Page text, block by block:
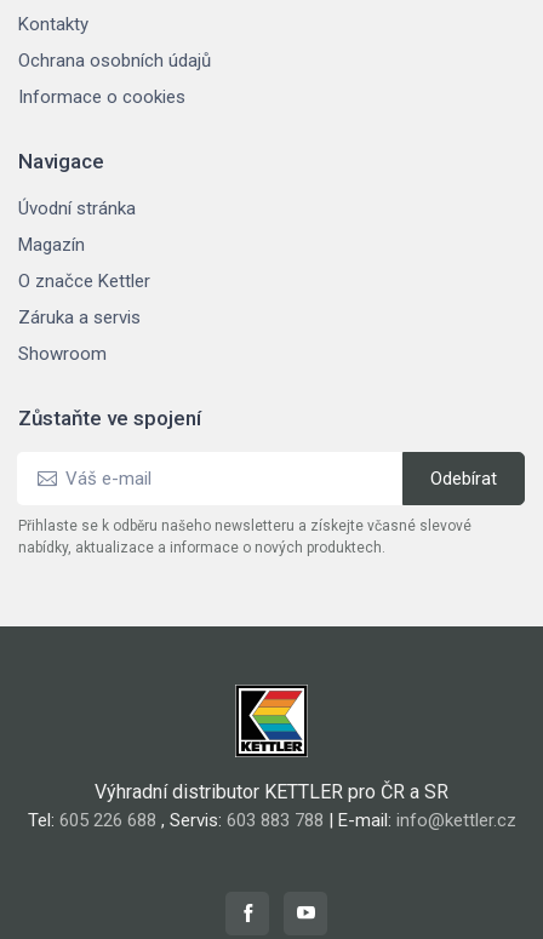
Kontakty
Ochrana osobních údajů
Informace o cookies
Navigace
Úvodní stránka
Magazín
O značce Kettler
Záruka a servis
Showroom
Zůstaňte ve spojení
Přihlaste se k odběru našeho newsletteru a získejte včasné slevové
nabídky, aktualizace a informace o nových produktech.
Výhradní distributor KETTLER pro ČR a SR
Tel: 605 226 688 , Servis: 603 883 788 | E-mail: info@kettler.cz